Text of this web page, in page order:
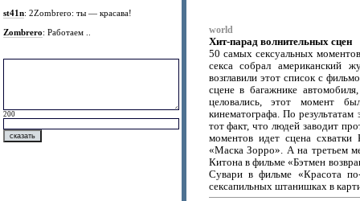
st41n: 2Zombrero: ты — красава!
Zombrero: Работаем ..
200
world
Хит-парад волнительных сцен
50 самых сексуальных
секса собрал
возглавили этот список с
сцене в багажнике
целовались, этот момент
кинематографа. По
тот факт, что людей заводит
моментов идет сцена
«Маска Зорро». А на третьем
Китона в фильме «Бэтмен
Сувари в фильме «Красота
сексапильных штанишках в